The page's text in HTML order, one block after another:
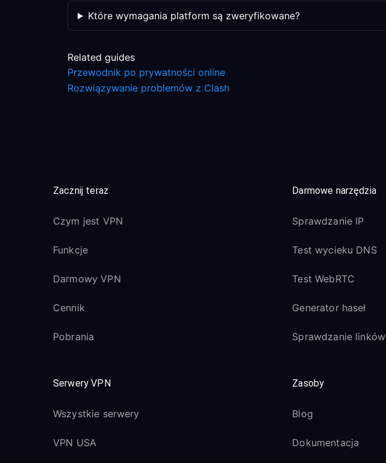
Które wymagania platform są zweryfikowane?
Related guides
Przewodnik po prywatności online
Rozwiązywanie problemów z Clash
Zacznij teraz
Czym jest VPN
Funkcje
Darmowy VPN
Cennik
Pobrania
Darmowe narzędzia
Sprawdzanie IP
Test wycieku DNS
Test WebRTC
Generator haseł
Sprawdzanie linków
Serwery VPN
Wszystkie serwery
VPN USA
Zasoby
Blog
Dokumentacja